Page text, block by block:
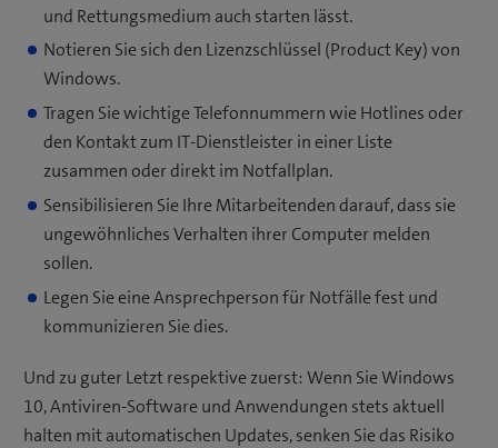
und Rettungsmedium auch starten lässt.
Notieren Sie sich den Lizenzschlüssel (Product Key) von
Windows.
Tragen Sie wichtige Telefonnummern wie Hotlines oder
den Kontakt zum IT-Dienstleister in einer Liste
zusammen oder direkt im Notfallplan.
Sensibilisieren Sie Ihre Mitarbeitenden darauf, dass sie
ungewöhnliches Verhalten ihrer Computer melden
sollen.
Legen Sie eine Ansprechperson für Notfälle fest und
kommunizieren Sie dies.
Und zu guter Letzt respektive zuerst: Wenn Sie Windows
10, Antiviren-Software und Anwendungen stets aktuell
halten mit automatischen Updates, senken Sie das Risiko